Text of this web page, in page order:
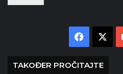
TAKOĐER PROČITAJTE